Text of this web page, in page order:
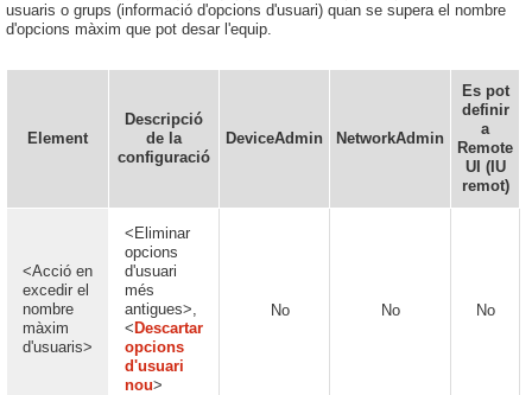
usuaris o grups (informació d'opcions d'usuari) quan se supera el nombre
d'opcions màxim que pot desar l'equip.
Element
Descripció
de la
configuració
DeviceAdmin NetworkAdmin
Es pot
definir
a
Remote
UI (IU
remot)
<Acció en
excedir el
nombre
màxim
d'usuaris>
<Eliminar
opcions
d'usuari
més
antigues>,
< Descartar
opcions
d'usuari
nou>
No No No